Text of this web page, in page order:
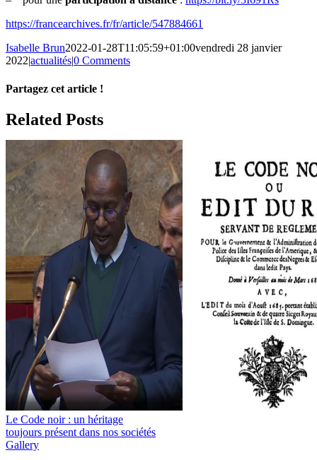
https://francearchives.fr/fr/article/547884661
Isabelle Brun2022-01-28T11:05:59+01:00vendredi 28 janvier
2022|actualités|0 Comments
Partagez cet article !
Facebook
X
Reddit
LinkedIn
WhatsApp
Telegram
Tumblr
Pinterest
Vk
Xing
Email
Related Posts
Le Code noir : un héritage
toujours présent dans nos sociétés
Gallery